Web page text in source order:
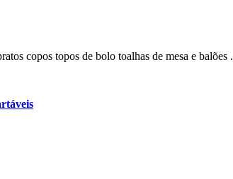
copos topos de bolo toalhas de mesa e balões .